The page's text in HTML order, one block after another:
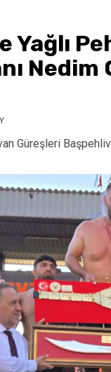
Yağlı
Nedim
Güreşleri